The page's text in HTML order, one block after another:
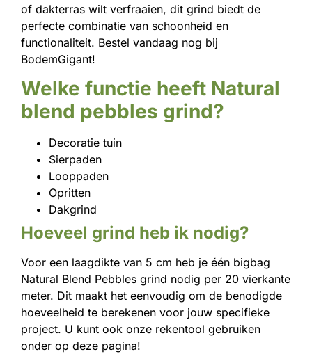
of dakterras wilt verfraaien, dit grind biedt de
perfecte combinatie van schoonheid en
functionaliteit. Bestel vandaag nog bij
BodemGigant!
Welke functie heeft Natural
blend pebbles grind?
Decoratie tuin
Sierpaden
Looppaden
Opritten
Dakgrind
Hoeveel grind heb ik nodig?
Voor een laagdikte van 5 cm heb je één bigbag
Natural Blend Pebbles grind nodig per 20 vierkante
meter. Dit maakt het eenvoudig om de benodigde
hoeveelheid te berekenen voor jouw specifieke
project. U kunt ook onze rekentool gebruiken
onder op deze pagina!